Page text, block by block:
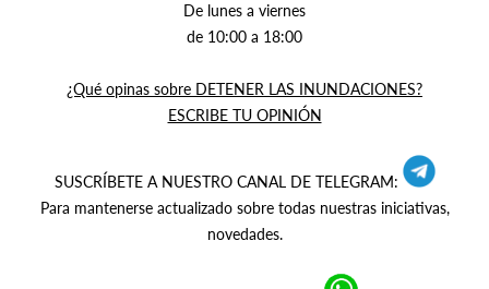
De lunes a viernes
de 10:00 a 18:00
¿Qué opinas sobre DETENER LAS INUNDACIONES?
ESCRIBE TU OPINIÓN
SUSCRÍBETE A NUESTRO CANAL DE TELEGRAM:
Para mantenerse actualizado sobre todas nuestras iniciativas,
novedades.